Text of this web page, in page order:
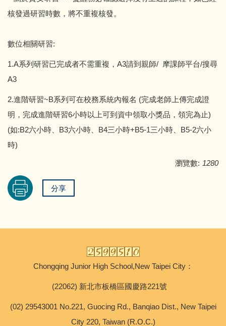
核發過研習時數，將不重複核發。
數位相關研習:
1.A系列研習已完成者不需重複，A3請到親師/ 摩課師平台/搜尋
A3
2.進階研習~B系列可在校務系統內報名 (完成老師上傳完成證
明，完成進階研習6小時以上可到資中領取小獎品，領完為止)
(如:B2六小時、B3六小時、B4三小時+B5-1三小時、B5-2六小
時)
瀏覽數: 1280
分享
Chongqing Junior High School,New Taipei City：
(22062) 新北市板橋區國慶路221號
(02) 29543001 No.221, Guocing Rd., Banqiao Dist., New Taipei
City 220, Taiwan (R.O.C.)